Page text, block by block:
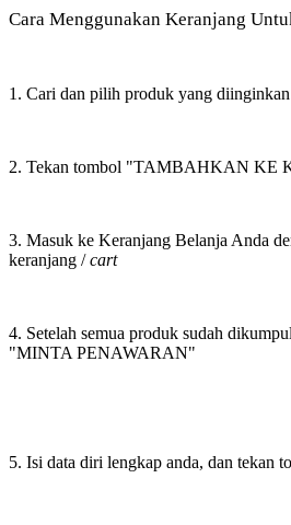
Cara Menggunakan Keranjang
1. Cari dan pilih produk yang diinginkan
2. Tekan tombol "TAMBAHKAN KE
3. Masuk ke Keranjang Belanja Anda
keranjang /cart
4. Setelah semua produk sudah
"MINTA PENAWARAN"
5. Isi data diri lengkap anda, dan tekan